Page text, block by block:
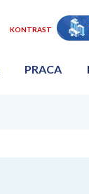
KONTRAST
PRACA